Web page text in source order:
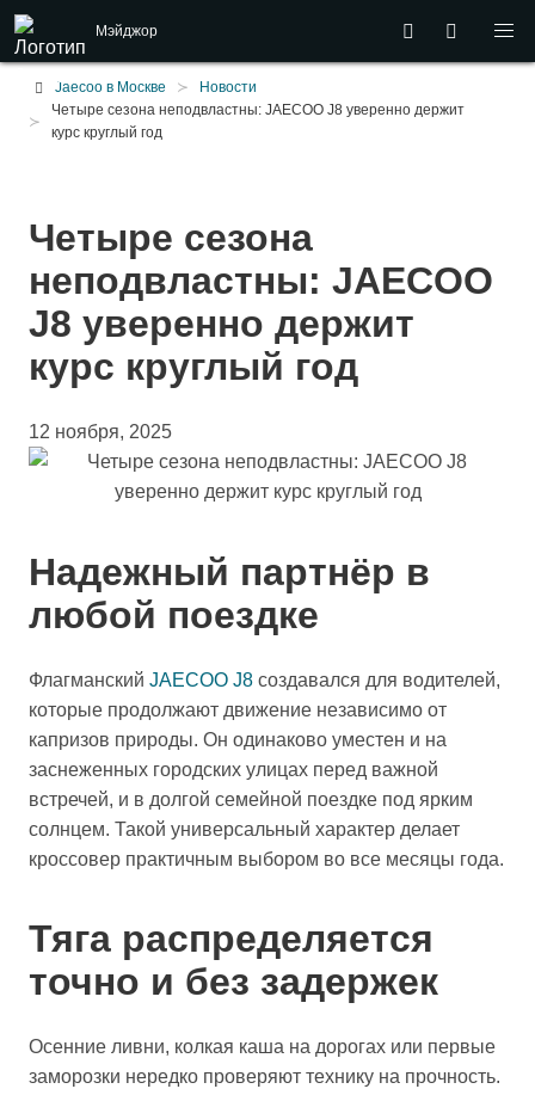
Мэйджор
Jaecoo в Москве
Новости
Четыре сезона неподвластны: JAECOO J8 уверенно держит
курс круглый год
Четыре сезона
неподвластны: JAECOO
J8 уверенно держит
курс круглый год
12 ноября, 2025
Надежный партнёр в
любой поездке
Флагманский JAECOO J8 создавался для водителей,
которые продолжают движение независимо от
капризов природы. Он одинаково уместен и на
заснеженных городских улицах перед важной
встречей, и в долгой семейной поездке под ярким
солнцем. Такой универсальный характер делает
кроссовер практичным выбором во все месяцы года.
Тяга распределяется
точно и без задержек
Осенние ливни, колкая каша на дорогах или первые
заморозки нередко проверяют технику на прочность.